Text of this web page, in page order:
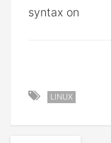
syntax on
LINUX